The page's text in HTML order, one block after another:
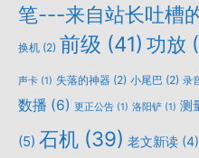
笔---来自站长吐槽
换机 (2) 前级 (41) 功放
声卡 (1) 失落的神器 (2) 小尾巴 (2) 录
数播 (6) 更正公告 (1) 洛阳铲 (1) 测
(5) 石机 (39) 老文新读 (4)